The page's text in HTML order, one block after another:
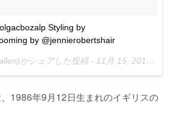
Styling by
by @jennierobertshair
がシェアした投稿 - 11月 15, 2016 at 9:19午前 PST
1986年9月12日生まれのイギリスの